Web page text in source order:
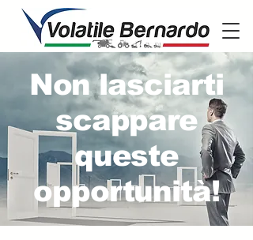
Non lasciarti
scappare
queste
opportunità!